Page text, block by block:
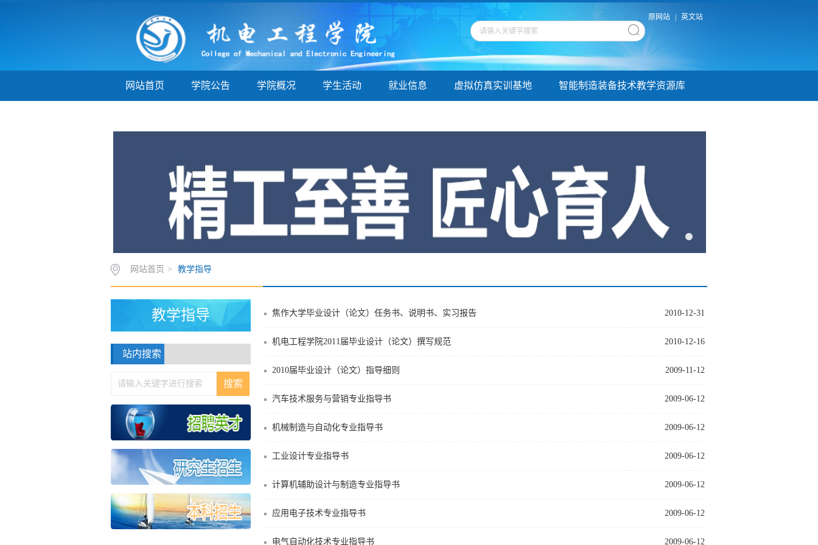
原网站 英文站
网站首页 学院公告 学院概况 学生活动 就业信息 虚拟仿真实训基地 智能制造装备技术教学资源库
网站首页 > 教学指导
教学指导
站内搜索
2010-12-31
焦作大学毕业设计（论文）任务书、说明书、实习报告
2010-12-16
机电工程学院2011届毕业设计（论文）撰写规范
2009-11-12
2010届毕业设计（论文）指导细则
2009-06-12
汽车技术服务与营销专业指导书
2009-06-12
机械制造与自动化专业指导书
2009-06-12
工业设计专业指导书
2009-06-12
计算机辅助设计与制造专业指导书
2009-06-12
应用电子技术专业指导书
2009-06-12
电气自动化技术专业指导书